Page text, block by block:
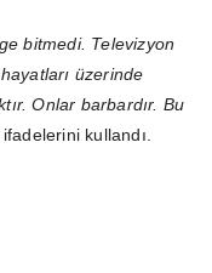
bitmedi. Televizyon
üzerinde
Onlar barbardır. Bu
ifadelerini kullandı.